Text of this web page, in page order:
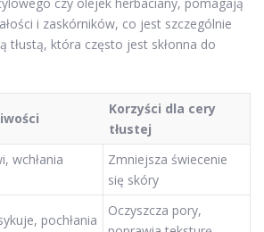
i zaskórników, co jest szczególnie
tłustą, która często jest skłonna do
Korzyści dla cery
tłustej
wchłania
Zmniejsza świecenie
się skóry
pochłania
Oczyszcza pory,